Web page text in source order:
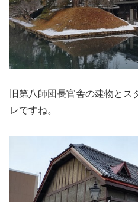
旧第八師団長官舎の建物と
レですね。